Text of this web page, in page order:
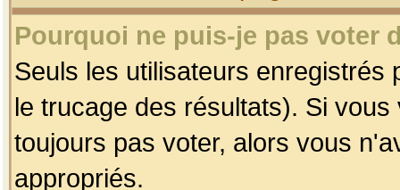
Pourquoi ne puis-je pas voter
Seuls les utilisateurs enregistrés
le trucage des résultats). Si
toujours pas voter, alors vous
appropriés.